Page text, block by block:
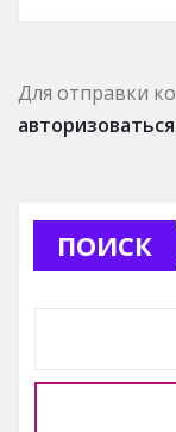
Для отправки
авторизоваться
ПОИСК